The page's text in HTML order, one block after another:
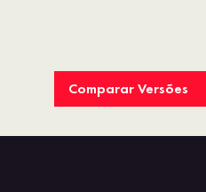
Comparar Versões